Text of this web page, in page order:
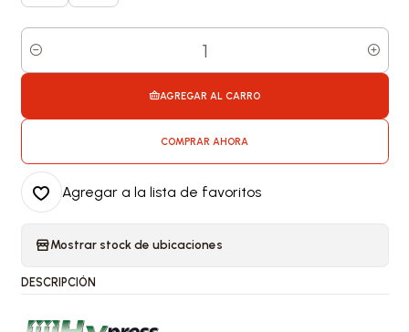
Cantidad
AGREGAR AL CARRO
COMPRAR AHORA
Agregar a la lista de favoritos
Mostrar stock de ubicaciones
DESCRIPCIÓN